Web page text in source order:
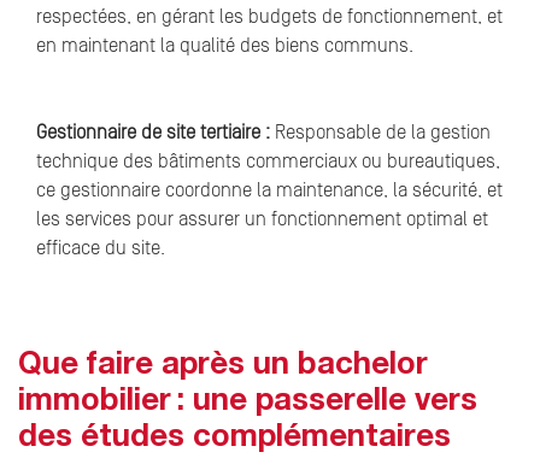
respectées, en gérant les budgets de fonctionnement, et
en maintenant la qualité des biens communs.
Gestionnaire de site tertiaire : Responsable de la gestion
technique des bâtiments commerciaux ou bureautiques,
ce gestionnaire coordonne la maintenance, la sécurité, et
les services pour assurer un fonctionnement optimal et
efficace du site.
Que faire après un bachelor
immobilier : une passerelle vers
des études complémentaires